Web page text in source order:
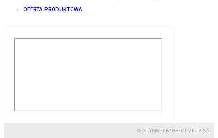
OFERTA PRODUKTOWA
© COPYRIGHT BY GREMI MEDIA SA